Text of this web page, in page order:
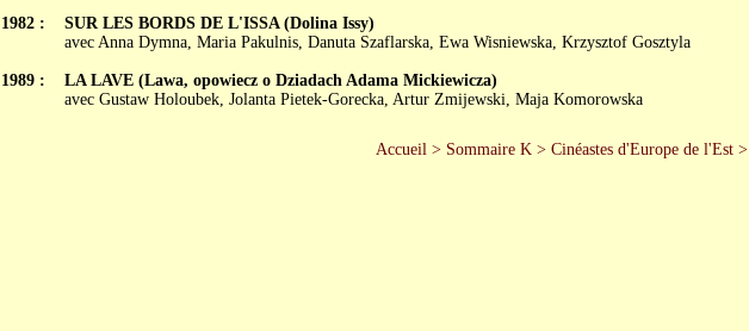
1982 :
1989 :
SUR LES BORDS DE L'ISSA (Dolina Issy)
avec Anna Dymna, Maria Pakulnis, Danuta Szaflarska, Ewa Wisniewska, Krzysztof Gosztyla
LA LAVE (Lawa, opowiecz o Dziadach Adama Mickiewicza)
avec Gustaw Holoubek, Jolanta Pietek-Gorecka, Artur Zmijewski, Maja Komorowska
Accueil> Sommaire K> Cinéastes d'Europe de l'Est>